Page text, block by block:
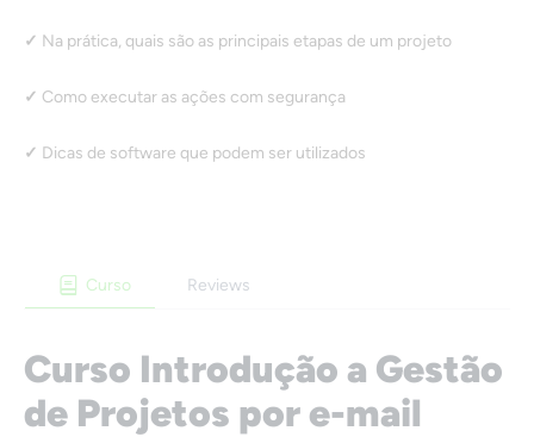
Na prática, quais são as principais etapas de um projeto
Como executar as ações com segurança
Dicas de software que podem ser utilizados
Curso Reviews
Curso Introdução a Gestão
de Projetos por e-mail